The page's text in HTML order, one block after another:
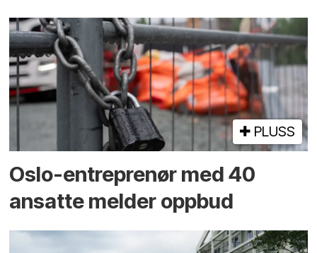
PLUSS
Oslo-entreprenør med 40
ansatte melder oppbud